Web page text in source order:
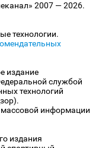
2007 — 2026.
технологии.
издание
службой
технологий
массовой информации
издания